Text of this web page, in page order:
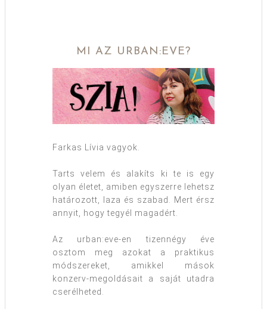
MI AZ URBAN:EVE?
Farkas Lívia vagyok.
Tarts velem és alakíts ki te is egy
olyan életet, amiben egyszerre lehetsz
határozott, laza és szabad. Mert érsz
annyit, hogy tegyél magadért.
Az urban:eve-en tizennégy éve
osztom meg azokat a praktikus
módszereket, amikkel mások
konzerv-megoldásait a saját utadra
cserélheted.